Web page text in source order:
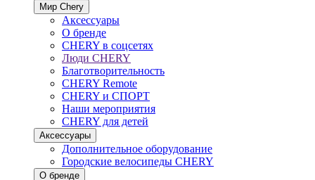
Мир Chery
Аксессуары
О бренде
CHERY в соцсетях
Люди CHERY
Благотворительность
CHERY Remote
CHERY и СПОРТ
Наши мероприятия
CHERY для детей
Аксессуары
Дополнительное оборудование
Городские велосипеды CHERY
О бренде